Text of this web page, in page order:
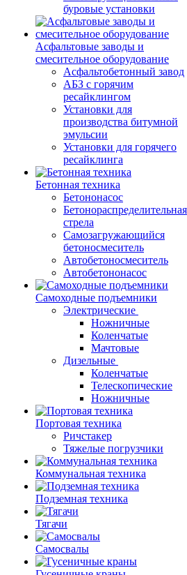
буровые установки
Асфальтовые заводы и
смесительное оборудование
Асфальтобетонный завод
АБЗ с горячим
ресайклингом
Установки для
производства битумной
эмульсии
Установки для горячего
ресайклинга
Бетонная техника
Бетононасос
Бетонораспределительная
стрела
Самозагружающийся
бетоносмеситель
Автобетоносмеситель
Автобетононасос
Самоходные подъемники
Электрические
Ножничные
Коленчатые
Мачтовые
Дизельные
Коленчатые
Телескопические
Ножничные
Портовая техника
Ричстакер
Тяжелые погрузчики
Коммунальная техника
Подземная техника
Тягачи
Самосвалы